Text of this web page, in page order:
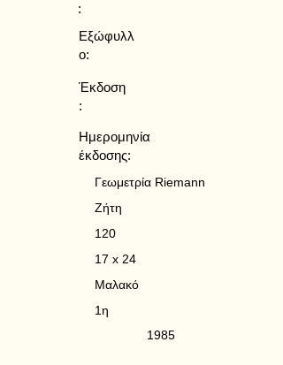
:
Εξώφυλλ
ο:
Έκδοση
:
Ημερομηνία
έκδοσης:
Γεωμετρία Riemann
Ζήτη
120
17 x 24
Μαλακό
1η
1985